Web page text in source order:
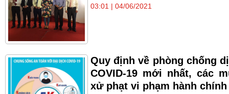
03:01 | 04/06/2021
Quy định về phòng chống
COVID-19 mới nhất, các
xử phạt vi phạm hành chính